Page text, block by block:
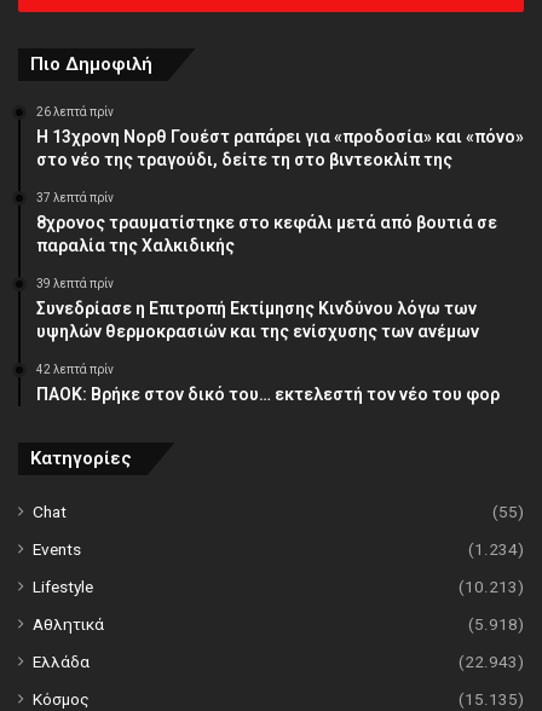
διεύθυνση
Πιο Δημοφιλή
26 λεπτά πρίν
Η 13χρονη Νορθ Γουέστ ραπάρει για «προδοσία» και «πόνο»
στο νέο της τραγούδι, δείτε τη στο βιντεοκλίπ της
37 λεπτά πρίν
8χρονος τραυματίστηκε στο κεφάλι μετά από βουτιά σε
παραλία της Χαλκιδικής
39 λεπτά πρίν
Συνεδρίασε η Επιτροπή Εκτίμησης Κινδύνου λόγω των
υψηλών θερμοκρασιών και της ενίσχυσης των ανέμων
42 λεπτά πρίν
ΠΑΟΚ: Βρήκε στον δικό του… εκτελεστή τον νέο του φορ
Κατηγορίες
Chat
(55)
Events
(1.234)
Lifestyle
(10.213)
Αθλητικά
(5.918)
Ελλάδα
(22.943)
Κόσμος
(15.135)